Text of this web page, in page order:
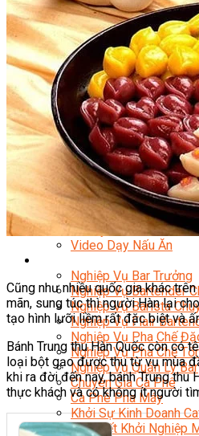
Nghiệp Vụ Bếp Thái
Nghiệp Vụ Bếp Chay
Nghiệp Vụ Quản Lý
Nghiệp Vụ Cấp Dưỡng
Nghiệp Vụ Bếp Phụ
Điểm Tâm Hồng Kông
Eat Clean
Food Stylist
Master Class
Bếp Gia Đình
Học Nấu Ăn Mở Quán
Chuyên Đề Bếp Nóng
Khởi Sự Kinh Doanh
Khởi Sự Kinh Doanh
Bí Quyết Kinh Doanh
Video Dạy Nấu Ăn
Nghiệp Vụ Bar Trưởng
Nghiệp Vụ Bartender
Nghiệp Vụ Barista
Nghiệp Vụ Flair
Nghiệp Vụ Pha Chế
Nghiệp Vụ Pha Chế
Nghiệp Vụ Quản Lý Bar
Chuyên Gia Cà Phê
Cà Phê Pha Máy
Khởi Sự Kinh Doanh
Bí Quyết Khởi Nghiệp
Cũng như nhiều quốc gia khác
mãn, sung túc thì người Hàn lại
tạo hình lưỡi liềm rất đặc biệt và
Bánh Trung thu Hàn Quốc còn có
loại bột gạo được thu từ vụ mùa
khi ra đời đến nay, bánh Trung
thực khách và có không ít người